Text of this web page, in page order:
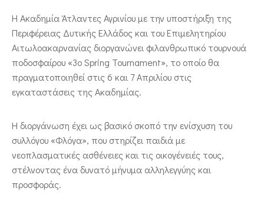
Η Ακαδημία Άτλαντες Αγρινίου με την υποστήριξη της
Περιφέρειας Δυτικής Ελλάδος και του Επιμελητηρίου
Αιτωλοακαρνανίας διοργανώνει φιλανθρωπικό τουρνουά
ποδοσφαίρου «3ο Spring Tournament», το οποίο θα
πραγματοποιηθεί στις 6 και 7 Απριλίου στις
εγκαταστάσεις της Ακαδημίας.
Η διοργάνωση έχει ως βασικό σκοπό την ενίσχυση του
συλλόγου «Φλόγα», που στηρίζει παιδιά με
νεοπλασματικές ασθένειες και τις οικογένειές τους,
στέλνοντας ένα δυνατό μήνυμα αλληλεγγύης και
προσφοράς.